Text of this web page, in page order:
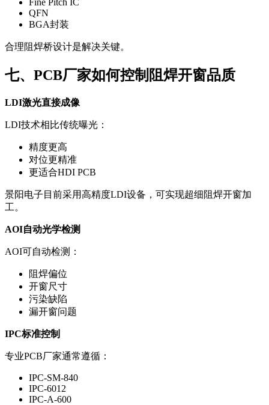
QFN
BGA封装
合理阻焊桥设计是解决关键。
七、PCB厂家如何控制阻焊开窗品质
LDI激光直接成像
LDI技术相比传统曝光：
精度更高
对位更精准
更适合HDI PCB
景阳电子目前采用高精度LDI设备，可实现超细阻焊开窗加
工。
AOI自动光学检测
AOI可自动检测：
阻焊偏位
开窗尺寸
污染缺陷
漏开窗问题
IPC标准控制
专业PCB厂家通常遵循：
IPC-SM-840
IPC-6012
IPC-A-600